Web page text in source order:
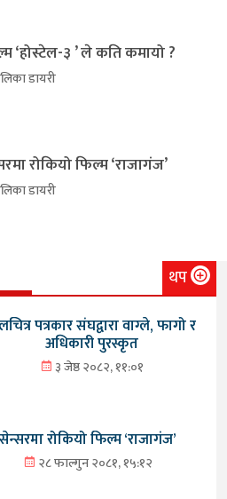
‘होस्टेल-३ ’ ले कति कमायो ?
डायरी
रोकियो फिल्म ‘राजागंज’
डायरी
थप
पत्रकार संघद्वारा वाग्ले, फागो र
अधिकारी पुरस्कृत
३ जेष्ठ २०८२, ११:०१
सेन्सरमा रोकियो फिल्म ‘राजागंज’
२८ फाल्गुन २०८१, १५:१२